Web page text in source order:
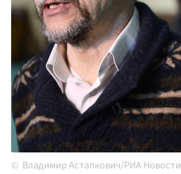
Владимир Астапкович/РИА Новости